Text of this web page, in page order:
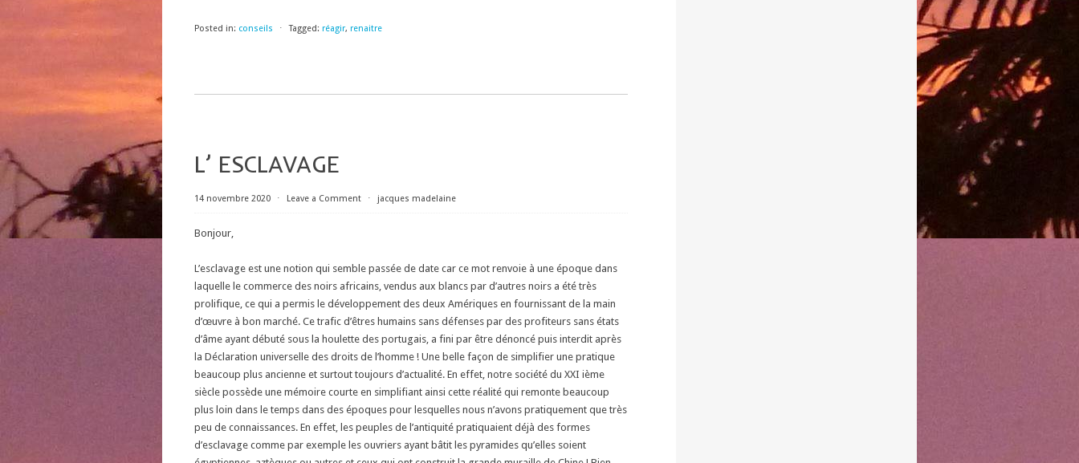
Posted in: conseils ⋅ Tagged: réagir, renaitre
L’ ESCLAVAGE
14 novembre 2020 ⋅ Leave a Comment ⋅ jacques madelaine
Bonjour,
L’esclavage est une notion qui semble passée de date car ce mot renvoie à une époque dans
laquelle le commerce des noirs africains, vendus aux blancs par d’autres noirs a été très
prolifique, ce qui a permis le développement des deux Amériques en fournissant de la main
d’œuvre à bon marché. Ce trafic d’êtres humains sans défenses par des profiteurs sans états
d’âme ayant débuté sous la houlette des portugais, a fini par être dénoncé puis interdit après
la Déclaration universelle des droits de l’homme ! Une belle façon de simplifier une pratique
beaucoup plus ancienne et surtout toujours d’actualité. En effet, notre société du XXI ième
siècle possède une mémoire courte en simplifiant ainsi cette réalité qui remonte beaucoup
plus loin dans le temps dans des époques pour lesquelles nous n’avons pratiquement que très
peu de connaissances. En effet, les peuples de l’antiquité pratiquaient déjà des formes
d’esclavage comme par exemple les ouvriers ayant bâtit les pyramides qu’elles soient